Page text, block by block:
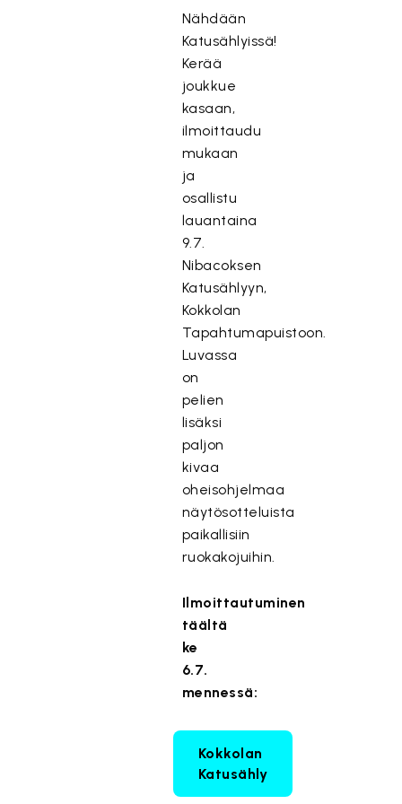
Nähdään
Katusählyissä!
Kerää
joukkue
kasaan,
ilmoittaudu
mukaan
ja
osallistu
lauantaina
9.7.
Nibacoksen
Katusählyyn,
Kokkolan
Tapahtumapuistoon.
Luvassa
on
pelien
lisäksi
paljon
kivaa
oheisohjelmaa
näytösotteluista
paikallisiin
ruokakojuihin.
Ilmoittautuminen
täältä
ke
6.7.
mennessä:
Kokkolan
Katusähly